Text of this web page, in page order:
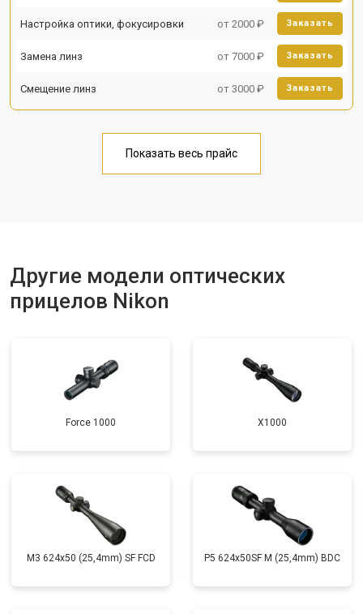
Настройка оптики, фокусировки от 2000 ₽ Заказать
Замена линз от 7000 ₽ Заказать
Смещение линз от 3000 ₽ Заказать
Показать весь прайс
Другие модели оптических
прицелов Nikon
Force 1000 X1000
M3 624x50 (25,4mm) SF FCD P5 624x50SF M (25,4mm) BDC